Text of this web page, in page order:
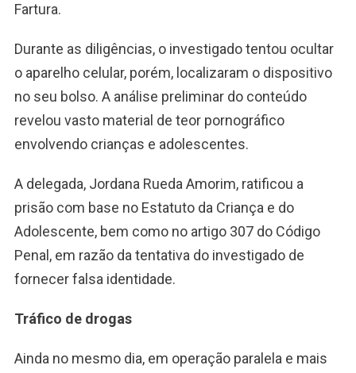
Fartura.
Durante as diligências, o investigado tentou ocultar
o aparelho celular, porém, localizaram o dispositivo
no seu bolso. A análise preliminar do conteúdo
revelou vasto material de teor pornográfico
envolvendo crianças e adolescentes.
A delegada, Jordana Rueda Amorim, ratificou a
prisão com base no Estatuto da Criança e do
Adolescente, bem como no artigo 307 do Código
Penal, em razão da tentativa do investigado de
fornecer falsa identidade.
Tráfico de drogas
Ainda no mesmo dia, em operação paralela e mais